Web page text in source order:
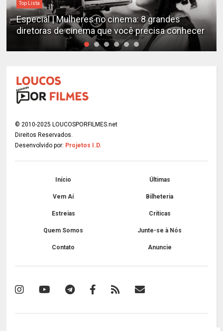
Top Lista
Especial | Mulheres no cinema: 8 grandes
diretoras de cinema que você precisa conhecer
© 2010-2025 LOUCOSPORFILMES.net
Direitos Reservados.
Desenvolvido por: Projetos I.D.
Início Últimas
Vem Aí Bilheteria
Estreias Críticas
Quem Somos Junte-se à Nós
Contato Anuncie